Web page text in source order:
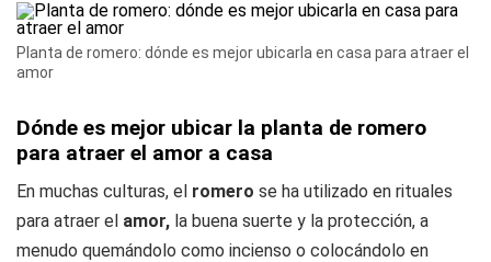
Planta de romero: dónde es mejor ubicarla en casa para atraer el
amor
Dónde es mejor ubicar la planta de romero
para atraer el amor a casa
En muchas culturas, el romero se ha utilizado en rituales
para atraer el amor, la buena suerte y la protección, a
menudo quemándolo como incienso o colocándolo en